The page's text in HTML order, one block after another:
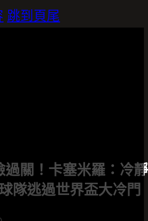
跳到頁尾
過關！卡塞米羅：冷靜
隊逃過世界盃大冷門